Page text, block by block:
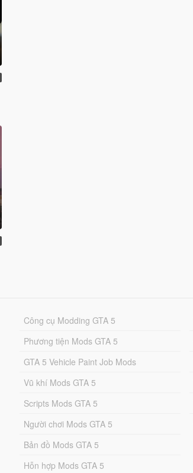
Công cụ Modding GTA 5
Phương tiện Mods GTA 5
GTA 5 Vehicle Paint Job Mods
Vũ khí Mods GTA 5
Scripts Mods GTA 5
Người chơi Mods GTA 5
Bản đồ Mods GTA 5
Hỗn hợp Mods GTA 5